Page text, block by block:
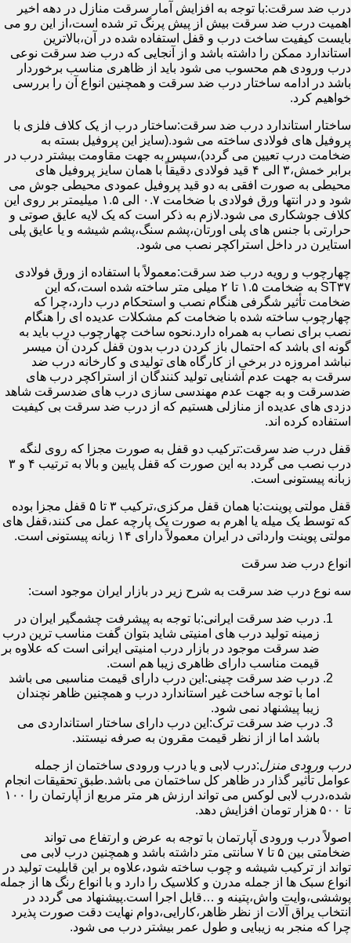
درب ضد سرقت:با توجه به افزایش آمار سرقت منازل در دهه اخیر
اهمیت درب ضد سرقت بیش از پیش پرنگ تر شده است،از این رو می
بایست کیفیت ساخت درب و قفل استفاده شده در آن،بالاترین
استاندارد ممکن را داشته باشد و از آنجایی که درب ضد سرقت نوعی
درب ورودی هم محسوب می شود باید از ظاهری مناسب برخوردار
باشد در ادامه ساختار درب ضد سرقت و همچنین انواع آن را بررسی
خواهیم کرد.
ساختار استاندارد درب ضد سرقت:ساختار درب از یک کلاف فلزی با
پروفیل های فولادی ساخته می شود.(سایز این پروفیل بسته به
ضخامت درب تعیین می گردد)،سپس به جهت مقاومت بیشتر درب در
برابر خمش،۳ الی ۴ قید فولادی دقیقاً با همان سایز پروفیل های
محیطی به صورت افقی به دو قید پروفیل عمودی محیطی جوش می
شود و در انتها ورق فولادی با ضخامت ۰.۷ الی ۱.۵ میلیمتر بر روی این
کلاف جوشکاری می شود.لازم به ذکر است که یک لایه عایق صوتی و
حرارتی با جنس های پلی اورتان،پشم سنگ،پشم شیشه و یا عایق پلی
استایرن در داخل استراکچر نصب می شود.
چهارچوب و رویه درب ضد سرقت:معمولاً با استفاده از ورق فولادی
ST۳۷ به ضخامت ۱.۵ تا ۲ میلی متر ساخته شده است،که این
ضخامت تأثیر شگرفی هنگام نصب و استحکام درب دارد،چرا که
چهارچوب ساخته شده با ضخامت کم مشکلات عدیده ای را هنگام
نصب برای نصاب به همراه دارد.نحوه ساخت چهارچوب درب باید به
گونه ای باشد که احتمال باز کردن درب بدون قفل کردن آن میسر
نباشد امروزه در برخی از کارگاه های تولیدی و کارخانه درب ضد
سرقت به جهت عدم آشنایی تولید کنندگان از استراکچر درب های
ضدسرقت و به جهت عدم مهندسی سازی درب های ضدسرقت شاهد
دزدی های عدیده از منازلی هستیم که از درب ضد سرقت بی کیفیت
استفاده کرده اند.
قفل درب ضد سرقت:ترکیب دو قفل به صورت مجزا که روی لنگه
درب نصب می گردد به این صورت که قفل پایین و بالا به ترتیب ۴ و ۳
زبانه پیستونی است.
قفل مولتی پوینت:یا همان قفل مرکزی،ترکیب ۳ تا ۵ قفل مجزا بوده
که توسط یک میله یا اهرم به صورت یک پارچه عمل می کنند،قفل های
مولتی پوینت وارداتی در ایران معمولاً دارای ۱۴ زبانه پیستونی است.
انواع درب ضد سرقت
سه نوع درب ضد سرقت به شرح زیر در بازار ایران موجود است:
درب ضد سرقت ایرانی:با توجه به پیشرفت چشمگیر ایران در
زمینه تولید درب های امنیتی شاید بتوان گفت مناسب ترین درب
ضد سرقت موجود در بازار درب امنیتی ایرانی است که علاوه بر
قیمت مناسب دارای ظاهری زیبا هم است.
درب ضد سرقت چینی:این درب دارای قیمت مناسبی می باشد
اما با توجه ساخت غیر استاندارد درب و همچنین ظاهر نچندان
زیبا پیشنهاد نمی شود.
درب ضد سرقت ترک:این درب دارای ساختار استانداردی می
باشد اما از از نظر قیمت مقرون به صرفه نیستند.
درب ورودی منزل:درب لابی و یا درب ورودی ساختمان از جمله
عوامل تأثیر گذار در ظاهر کل ساختمان می باشد.طبق تحقیقات انجام
شده،درب لابی لوکس می تواند ارزش هر متر مربع از آپارتمان را ۱۰۰
تا ۵۰۰ هزار تومان افزایش دهد.
اصولاً درب ورودی آپارتمان با توجه به عرض و ارتفاع می تواند
ضخامتی بین ۵ تا ۷ سانتی متر داشته باشد و همچنین درب لابی می
تواند از ترکیب شیشه و چوب ساخته شود،علاوه بر این قابلیت تولید در
انواع سبک ها از جمله مدرن و کلاسیک را دارد و با انواع رنگ ها از جمله
پوششی،وایت واش،پتینه و …قابل اجرا است.پیشنهاد می گردد در
انتخاب یراق آلات از نظر ظاهر،کارایی،دوام نهایت دقت صورت پذیرد
چرا که منجر به زیبایی و طول عمر بیشتر درب می شود.